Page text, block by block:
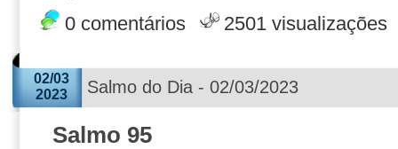
0 comentários 2501 visualizações
02/03
2023
Salmo do Dia - 02/03/2023
Salmo 95